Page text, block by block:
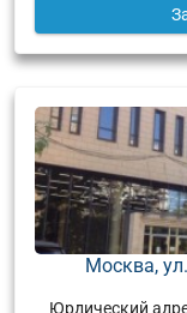
Москва,
Юрдический